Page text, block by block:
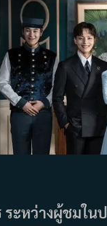
ะหว่างผู้ชมใน